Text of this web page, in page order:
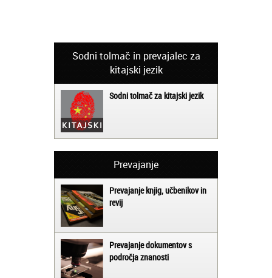
Sodni tolmač in prevajalec za
kitajski jezik
Sodni tolmač za kitajski jezik
Prevajanje
Prevajanje knjig, učbenikov in
revij
Prevajanje dokumentov s
področja znanosti